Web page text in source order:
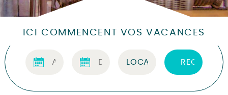
ICI COMMENCENT VOS VACANCES